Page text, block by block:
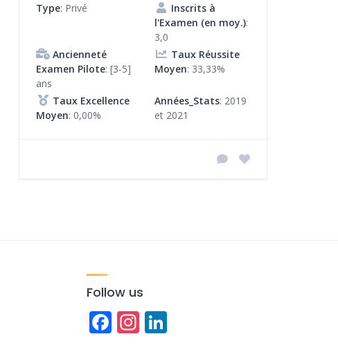
Type: Privé
Inscrits à
l'Examen (en moy.):
3,0
Ancienneté
Examen Pilote: [3-5]
ans
Taux Réussite
Moyen: 33,33%
Taux Excellence
Moyen: 0,00%
Années_Stats: 2019
et 2021
Follow us
Facebook
Instagram